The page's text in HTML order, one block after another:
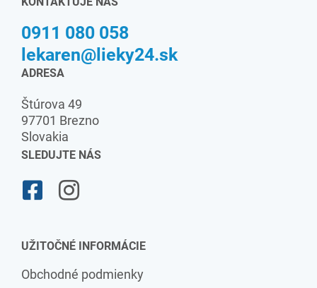
0911 080 058
lekaren@lieky24.sk
ADRESA
Štúrova 49
97701 Brezno
Slovakia
SLEDUJTE NÁS
UŽITOČNÉ INFORMÁCIE
Obchodné podmienky